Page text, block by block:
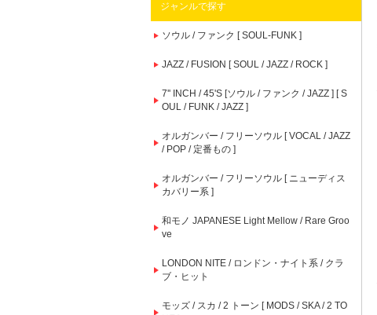
ジャンルで探す
ソウル / ファンク [ SOUL-FUNK ]
JAZZ / FUSION [ SOUL / JAZZ / ROCK ]
7'' INCH / 45'S [ソウル / ファンク / JAZZ ] [ S
OUL / FUNK / JAZZ ]
オルガンバー / フリーソウル [ VOCAL / JAZZ
/ POP / 定番もの ]
オルガンバー / フリーソウル [ ニューディス
カバリー系 ]
和モノ JAPANESE Light Mellow / Rare Groo
ve
LONDON NITE / ロンドン・ナイト系 / クラ
ブ・ヒット
モッズ / スカ / 2 トーン [ MODS / SKA / 2 TO